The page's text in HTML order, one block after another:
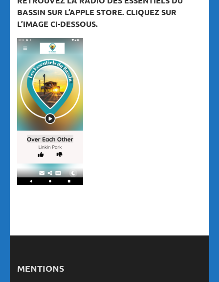
BASSIN SUR L’APPLE STORE. CLIQUEZ SUR
L’IMAGE CI-DESSOUS.
MENTIONS